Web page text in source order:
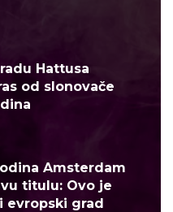
Hattusa
od slonovače
Amsterdam
titulu: Ovo je
evropski grad